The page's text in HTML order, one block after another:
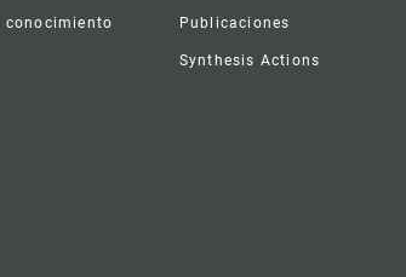
conocimiento Publicaciones
Synthesis Actions